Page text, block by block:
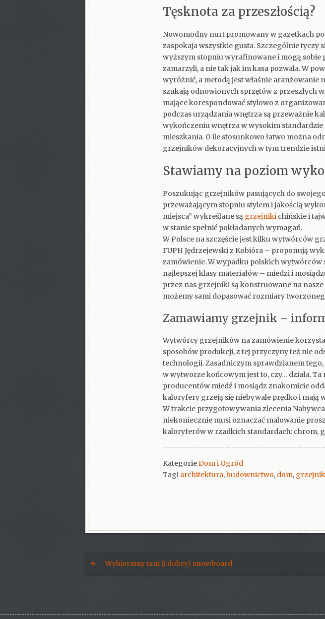
Tęsknota za przeszłością?
Nowomodny nurt promowany w gazetkach
zaspokaja wszystkie gusta. Szczególnie tyczy
wyższym stopniu wyrafinowane i mogą sobie
zamarzyli, a nie tak jak im kasa pozwala. W
wyróżnić, a metodą jest właśnie aranżowanie
szukają odnowionych sprzętów z przeszłych
mające korespondować stylowo z
podczas urządzania wnętrza są przeważnie
wykończeniu wnętrza w wysokim standardzie
mieszkania. O ile stosunkowo łatwo można
grzejników dekoracyjnych w tym trendzie
Stawiamy na poziom
Poszukując grzejników pasujących do
przeważającym stopniu stylem i jakością
miejsca” wykreślane są grzejniki chińskie i
w stanie spełnić pokładanych wymagań.
W Polsce na szczęście jest kilku wytwórców
FUPH Jędrzejewski z Kobióra – proponują
zamówienie. W wypadku polskich
najlepszej klasy materiałów – miedzi i
przez nas grzejniki są konstruowane na
możemy sami dopasować rozmiary
Zamawiamy grzejnik –
Wytwórcy grzejników na zamówienie
sposobów produkcji, z tej przyczyny też nie
technologii. Zasadniczym sprawdzianem
w wytworze końcowym jest to, czy… działa.
producentów miedź i mosiądz znakomicie
kaloryfery grzeją się niebywale prędko i mają
W trakcie przygotowywania zlecenia
niekoniecznie musi oznaczać malowanie
kaloryferów w rzadkich standardach: chrom,
KategorieDom i Ogród
Tagi architektura,budownictwo, dom,
Wybieramy tani (i dobry) snowboard